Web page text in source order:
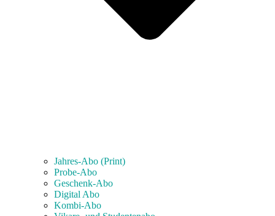
Jahres-Abo (Print)
Probe-Abo
Geschenk-Abo
Digital Abo
Kombi-Abo